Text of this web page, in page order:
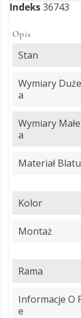
Indeks36743
Opis
Stan
Wymiary
A
Wymiary
A
Materiał Blatu
Kolor
Montaż
Rama
Informacje O
E